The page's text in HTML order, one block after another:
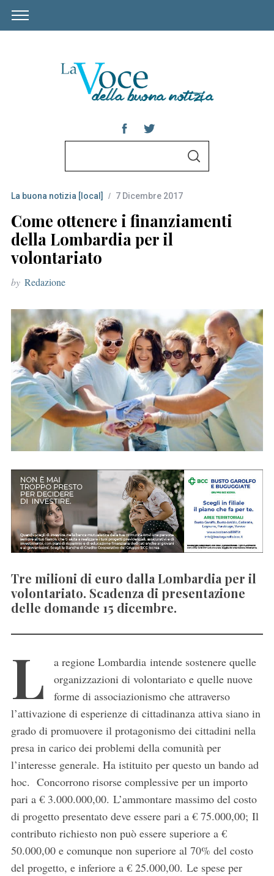
r
c
h
f
o
r
S
La buona notizia [local] 7 Dicembre 2017
Come ottenere i finanziamenti
della Lombardia per il
volontariato
by Redazione
Tre milioni di euro dalla Lombardia per il
volontariato. Scadenza di presentazione
delle domande 15 dicembre.
L
a regione Lombardia intende sostenere quelle
organizzazioni di volontariato e quelle nuove
forme di associazionismo che attraverso
l’attivazione di esperienze di cittadinanza attiva siano in
grado di promuovere il protagonismo dei cittadini nella
presa in carico dei problemi della comunità per
l’interesse generale. Ha istituito per questo un bando ad
hoc. Concorrono risorse complessive per un importo
pari a € 3.000.000,00. L’ammontare massimo del costo
di progetto presentato deve essere pari a € 75.000,00; Il
contributo richiesto non può essere superiore a €
50.000,00 e comunque non superiore al 70% del costo
del progetto, e inferiore a € 25.000,00. Le spese per